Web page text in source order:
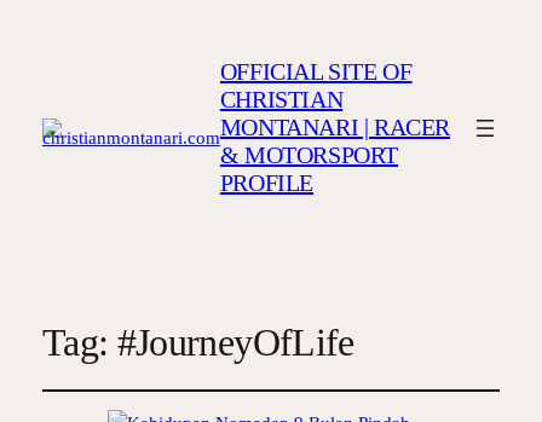
OFFICIAL SITE OF
CHRISTIAN
MONTANARI | RACER
& MOTORSPORT
PROFILE
Tag: #JourneyOfLife